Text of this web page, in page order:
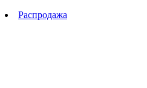
Распродажа